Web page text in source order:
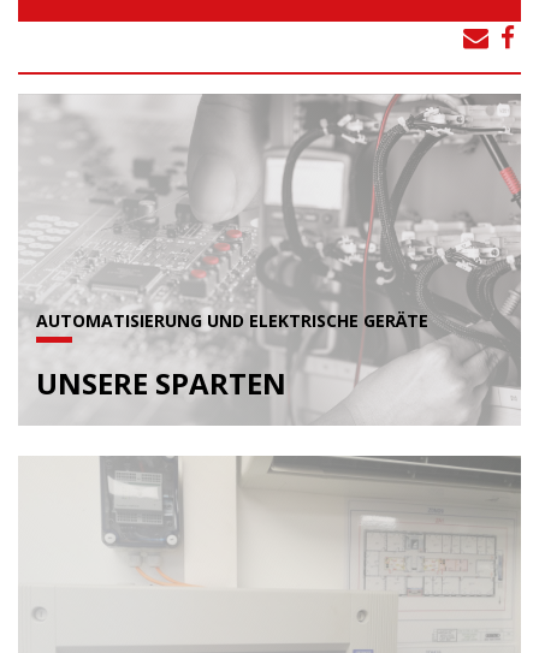
AUTOMATISIERUNG UND ELEKTRISCHE GERÄTE
UNSERE SPARTEN